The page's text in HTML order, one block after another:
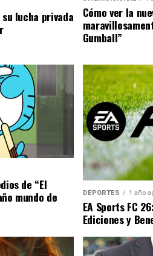
lucha privada
Cómo ver la
Gumball”
de “El
mundo de
DEPORTES 1 año
EA Sports FC
Ediciones y